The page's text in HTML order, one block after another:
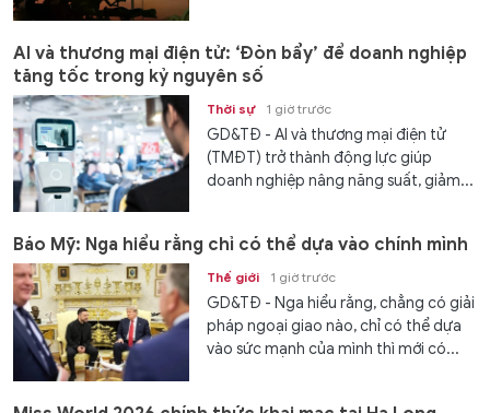
AI và thương mại điện tử: ‘Đòn bẩy’ để doanh nghiệp
tăng tốc trong kỷ nguyên số
Thời sự 1 giờ trước
GD&TĐ - AI và thương mại điện tử
(TMĐT) trở thành động lực giúp
doanh nghiệp nâng năng suất, giảm...
Báo Mỹ: Nga hiểu rằng chỉ có thể dựa vào chính mình
Thế giới 1 giờ trước
GD&TĐ - Nga hiểu rằng, chẳng có giải
pháp ngoại giao nào, chỉ có thể dựa
vào sức mạnh của mình thì mới có...